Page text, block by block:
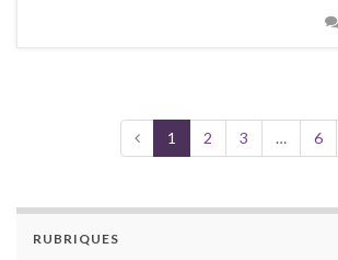
1 2 3 … 6
RUBRIQUES